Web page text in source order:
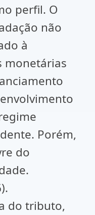
perfil. O
não
à
monetárias
Porém,
do
do tributo,